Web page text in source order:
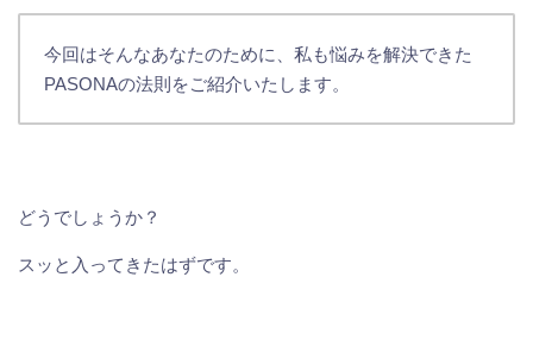
今回はそんなあなたのために、私も悩みを解決できた
PASONAの法則をご紹介いたします。
どうでしょうか？
スッと入ってきたはずです。